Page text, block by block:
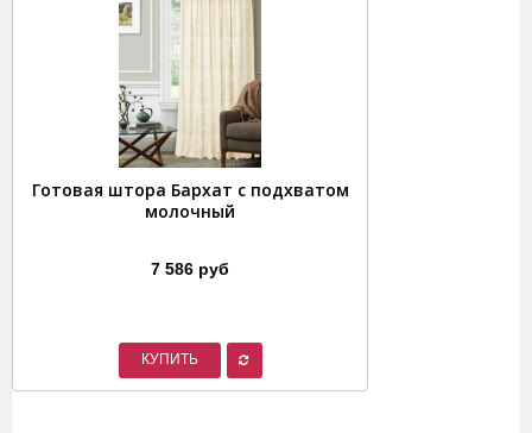
Готовая штора Бархат с подхватом
молочный
7 586 руб
КУПИТЬ